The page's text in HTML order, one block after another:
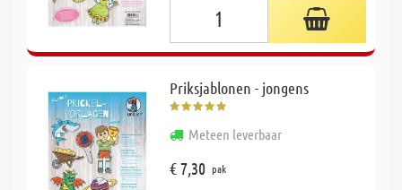
Priksjablonen - jongens
Meteen leverbaar
€ 7,30 pak